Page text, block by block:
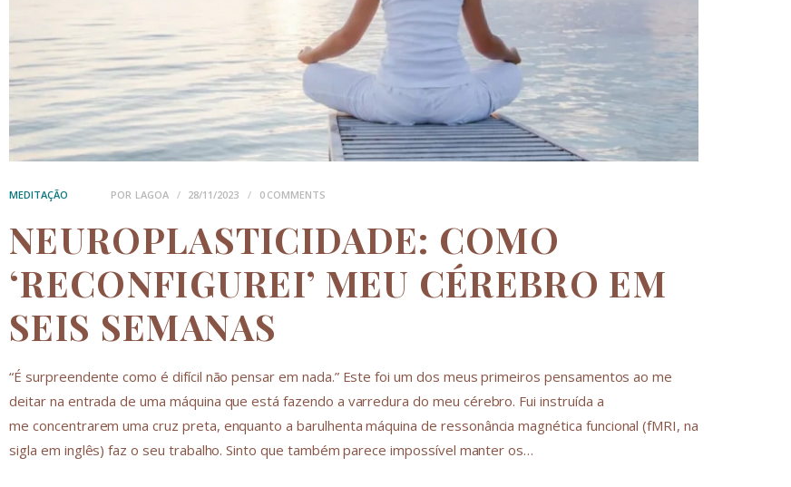
MEDITAÇÃO POR LAGOA 28/11/2023 0 COMMENTS
NEUROPLASTICIDADE: COMO
‘RECONFIGUREI’ MEU CÉREBRO EM
SEIS SEMANAS
“É surpreendente como é difícil não pensar em nada.” Este foi um dos meus primeiros pensamentos ao me
deitar na entrada de uma máquina que está fazendo a varredura do meu cérebro. Fui instruída a
me concentrarem uma cruz preta, enquanto a barulhenta máquina de ressonância magnética funcional (fMRI, na
sigla em inglês) faz o seu trabalho. Sinto que também parece impossível manter os…